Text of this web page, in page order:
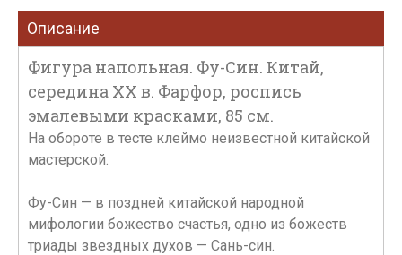
Описание
Фигура напольная. Фу-Син. Китай,
середина XX в. Фарфор, роспись
эмалевыми красками, 85 см.
На обороте в тесте клеймо неизвестной китайской
мастерской.
Фу-Син — в поздней китайской народной
мифологии божество счастья, одно из божеств
триады звездных духов — Сань-син.